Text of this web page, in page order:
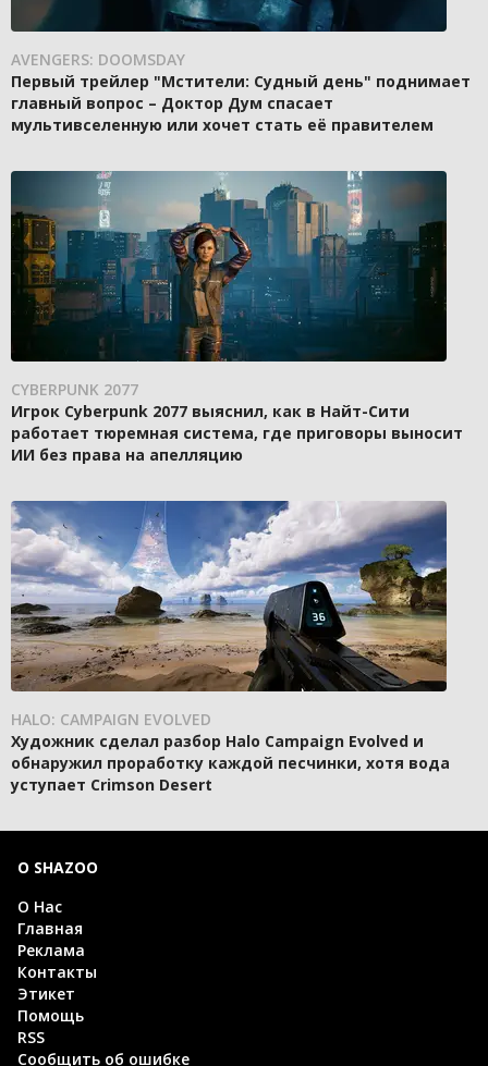
AVENGERS: DOOMSDAY
Первый трейлер "Мстители: Судный день" поднимает
главный вопрос – Доктор Дум спасает
мультивселенную или хочет стать её правителем
CYBERPUNK 2077
Игрок Cyberpunk 2077 выяснил, как в Найт-Сити
работает тюремная система, где приговоры выносит
ИИ без права на апелляцию
HALO: CAMPAIGN EVOLVED
Художник сделал разбор Halo Campaign Evolved и
обнаружил проработку каждой песчинки, хотя вода
уступает Crimson Desert
О SHAZOO
О Нас
Главная
Реклама
Контакты
Этикет
Помощь
RSS
Сообщить об ошибке